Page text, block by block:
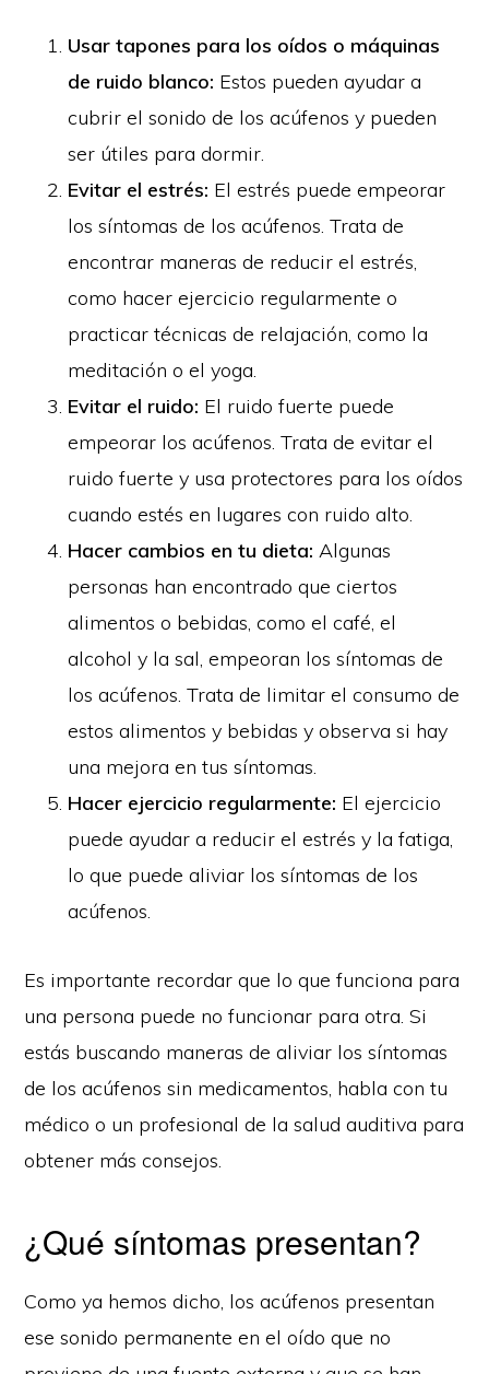
Usar tapones para los oídos o máquinas
de ruido blanco: Estos pueden ayudar a
cubrir el sonido de los acúfenos y pueden
ser útiles para dormir.
Evitar el estrés: El estrés puede empeorar
los síntomas de los acúfenos. Trata de
encontrar maneras de reducir el estrés,
como hacer ejercicio regularmente o
practicar técnicas de relajación, como la
meditación o el yoga.
Evitar el ruido: El ruido fuerte puede
empeorar los acúfenos. Trata de evitar el
ruido fuerte y usa protectores para los oídos
cuando estés en lugares con ruido alto.
Hacer cambios en tu dieta: Algunas
personas han encontrado que ciertos
alimentos o bebidas, como el café, el
alcohol y la sal, empeoran los síntomas de
los acúfenos. Trata de limitar el consumo de
estos alimentos y bebidas y observa si hay
una mejora en tus síntomas.
Hacer ejercicio regularmente: El ejercicio
puede ayudar a reducir el estrés y la fatiga,
lo que puede aliviar los síntomas de los
acúfenos.
Es importante recordar que lo que funciona para
una persona puede no funcionar para otra. Si
estás buscando maneras de aliviar los síntomas
de los acúfenos sin medicamentos, habla con tu
médico o un profesional de la salud auditiva para
obtener más consejos.
¿Qué síntomas presentan?
Como ya hemos dicho, los acúfenos presentan
ese sonido permanente en el oído que no